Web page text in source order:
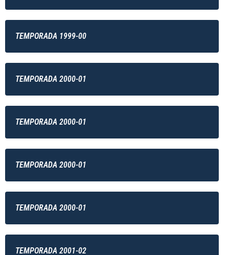
TEMPORADA 1999-00
TEMPORADA 2000-01
TEMPORADA 2000-01
TEMPORADA 2000-01
TEMPORADA 2000-01
TEMPORADA 2001-02